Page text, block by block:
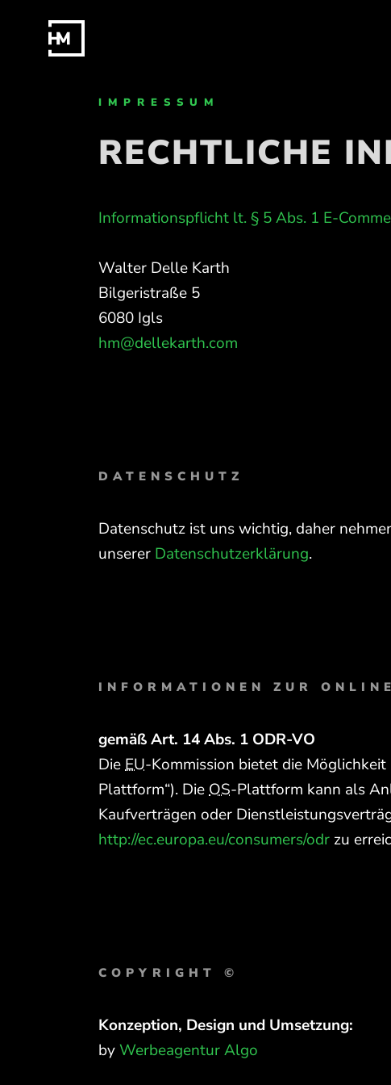
IMPRESSUM
RECHTLICHE
Informationspflicht lt. § 5 Abs. 1 E-
Walter Delle Karth
Bilgeristraße 5
6080 Igls
hm@dellekarth.com
DATENSCHUTZ
Datenschutz ist uns wichtig, daher
unserer Datenschutzerklärung.
INFORMATIONEN ZUR
gemäß Art. 14 Abs. 1 ODR-VO
DieEU-Kommission bietet die
Plattform“). DieOS-Plattform kann als
Kaufverträgen oder
http://ec.europa.eu/consumers/odr zu
COPYRIGHT ©
Konzeption, Design und Umsetzung:
byWerbeagentur Algo